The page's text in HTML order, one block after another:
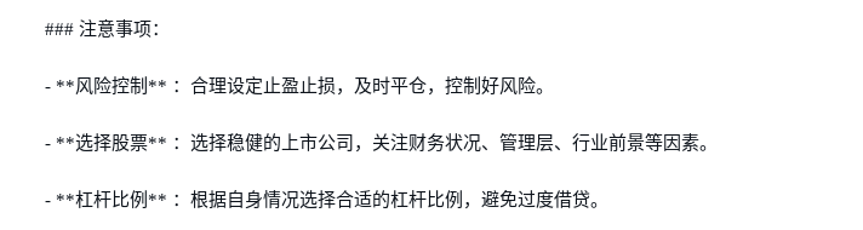
### 注意事项：
- **风险控制** ：合理设定止盈止损，及时平仓，控制好风险。
- **选择股票** ：选择稳健的上市公司，关注财务状况、管理层、行业前景等因素。
- **杠杆比例** ：根据自身情况选择合适的杠杆比例，避免过度借贷。